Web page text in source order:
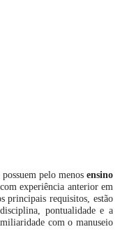
pelo menos ensino
experiência anterior em
principais requisitos, estão
pontualidade e a
com o manuseio